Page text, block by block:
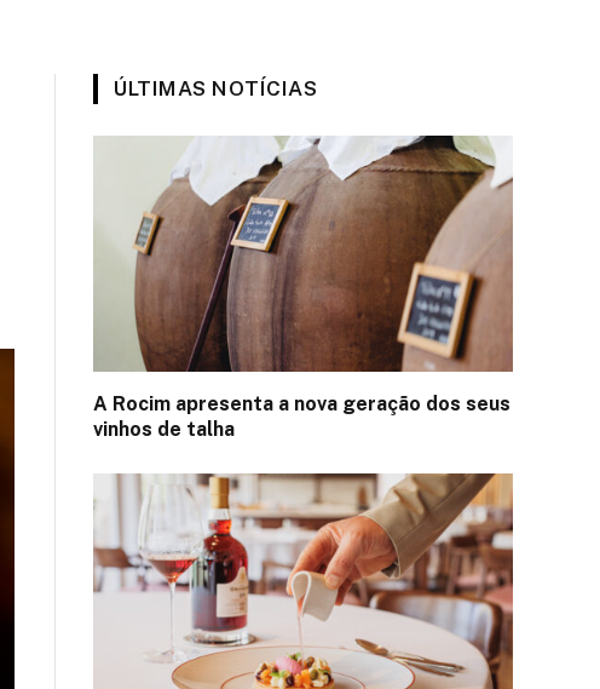
ÚLTIMAS NOTÍCIAS
A Rocim apresenta a nova geração dos seus
vinhos de talha